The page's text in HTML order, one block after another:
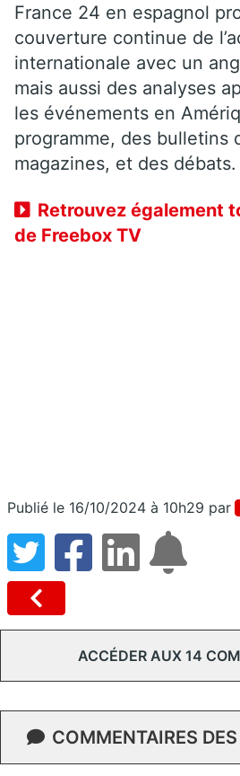
France 24 en espagnol
couverture continue de
internationale avec un
mais aussi des analyses
les événements en
programme, des bulletins
magazines, et des débats.
Retrouvez également
de Freebox TV
Publié le 16/10/2024 à 10h29 par
ACCÉDER AUX 14
COMMENTAIRES